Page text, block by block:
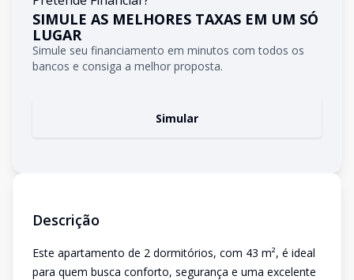
SIMULE AS MELHORES TAXAS EM UM SÓ
LUGAR
Simule seu financiamento em minutos com todos os
bancos e consiga a melhor proposta.
Simular
Descrição
Este apartamento de 2 dormitórios, com 43 m², é ideal
para quem busca conforto, segurança e uma excelente